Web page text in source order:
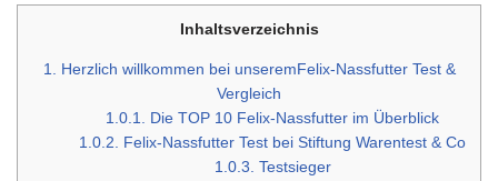
Inhaltsverzeichnis
1. Herzlich willkommen bei unseremFelix-Nassfutter Test &
Vergleich
1.0.1. Die TOP 10 Felix-Nassfutter im Überblick
1.0.2. Felix-Nassfutter Test bei Stiftung Warentest & Co
1.0.3. Testsieger